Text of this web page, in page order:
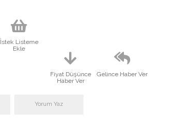
İstek Listeme
Ekle
Fiyat Düşünce
Haber Ver
Gelince Haber Ver
Yorum Yaz